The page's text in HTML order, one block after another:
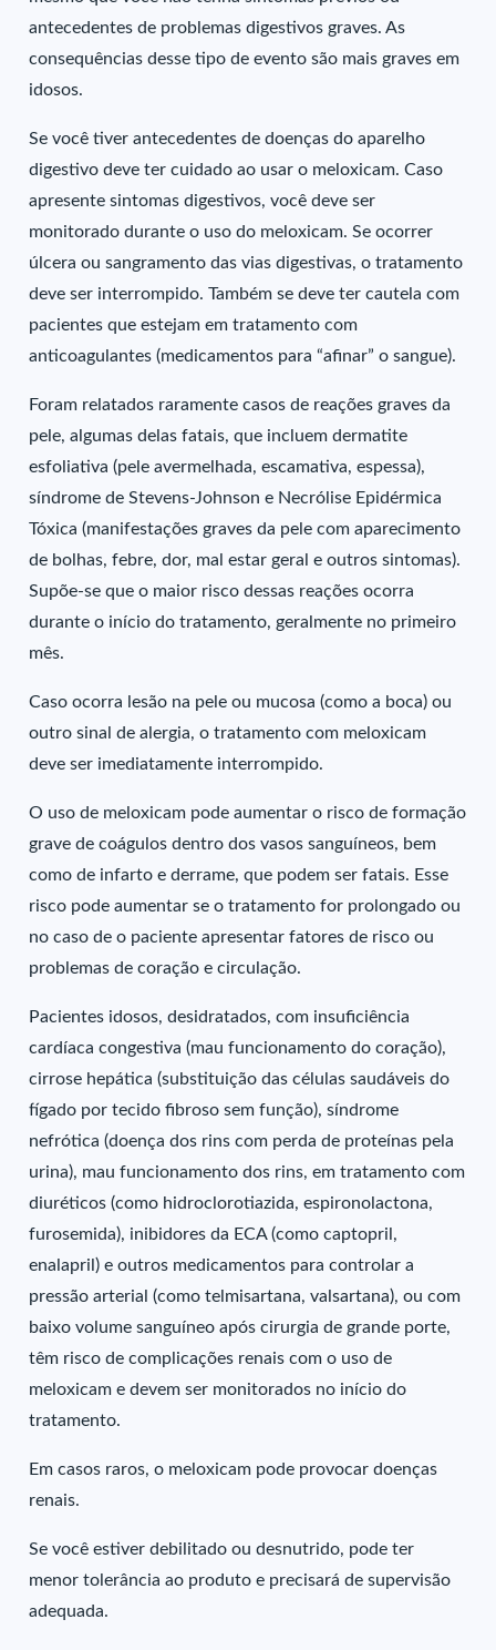
antecedentes de problemas digestivos graves. As
consequências desse tipo de evento são mais graves em
idosos.
Se você tiver antecedentes de doenças do aparelho
digestivo deve ter cuidado ao usar o meloxicam. Caso
apresente sintomas digestivos, você deve ser
monitorado durante o uso do meloxicam. Se ocorrer
úlcera ou sangramento das vias digestivas, o tratamento
deve ser interrompido. Também se deve ter cautela com
pacientes que estejam em tratamento com
anticoagulantes (medicamentos para “afinar” o sangue).
Foram relatados raramente casos de reações graves da
pele, algumas delas fatais, que incluem dermatite
esfoliativa (pele avermelhada, escamativa, espessa),
síndrome de Stevens-Johnson e Necrólise Epidérmica
Tóxica (manifestações graves da pele com aparecimento
de bolhas, febre, dor, mal estar geral e outros sintomas).
Supõe-se que o maior risco dessas reações ocorra
durante o início do tratamento, geralmente no primeiro
mês.
Caso ocorra lesão na pele ou mucosa (como a boca) ou
outro sinal de alergia, o tratamento com meloxicam
deve ser imediatamente interrompido.
O uso de meloxicam pode aumentar o risco de formação
grave de coágulos dentro dos vasos sanguíneos, bem
como de infarto e derrame, que podem ser fatais. Esse
risco pode aumentar se o tratamento for prolongado ou
no caso de o paciente apresentar fatores de risco ou
problemas de coração e circulação.
Pacientes idosos, desidratados, com insuficiência
cardíaca congestiva (mau funcionamento do coração),
cirrose hepática (substituição das células saudáveis do
fígado por tecido fibroso sem função), síndrome
nefrótica (doença dos rins com perda de proteínas pela
urina), mau funcionamento dos rins, em tratamento com
diuréticos (como hidroclorotiazida, espironolactona,
furosemida), inibidores da ECA (como captopril,
enalapril) e outros medicamentos para controlar a
pressão arterial (como telmisartana, valsartana), ou com
baixo volume sanguíneo após cirurgia de grande porte,
têm risco de complicações renais com o uso de
meloxicam e devem ser monitorados no início do
tratamento.
Em casos raros, o meloxicam pode provocar doenças
renais.
Se você estiver debilitado ou desnutrido, pode ter
menor tolerância ao produto e precisará de supervisão
adequada.